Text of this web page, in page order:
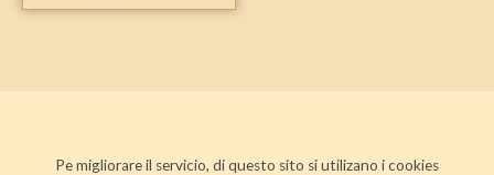
Pe migliorare il servicio, di questo sito si utilizano i cookies